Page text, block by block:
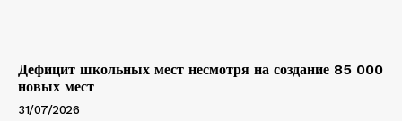
Дефицит школьных мест несмотря на создание 85 000
новых мест
31/07/2026